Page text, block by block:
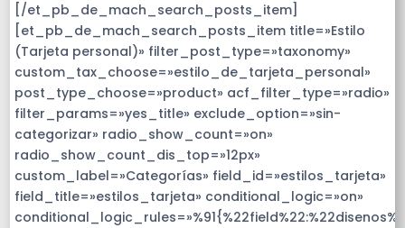
[/et_pb_de_mach_search_posts_item]
[et_pb_de_mach_search_posts_item title=»Estilo
(Tarjeta personal)» filter_post_type=»taxonomy»
custom_tax_choose=»estilo_de_tarjeta_personal»
post_type_choose=»product» acf_filter_type=»radio»
filter_params=»yes_title» exclude_option=»sin-
categorizar» radio_show_count=»on»
radio_show_count_dis_top=»12px»
custom_label=»Categorías» field_id=»estilos_tarjeta»
field_title=»estilos_tarjeta» conditional_logic=»on»